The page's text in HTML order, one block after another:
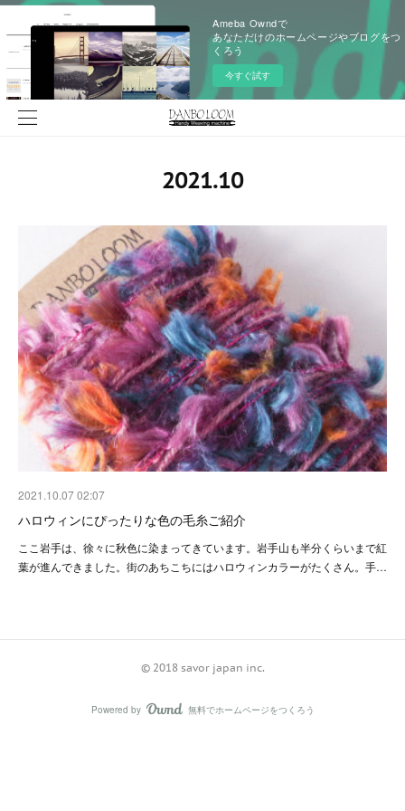
Ameba Owndで
あなただけのホームページやブログをつ
くろう
今すぐ試す
2021.10
2021.10.07 02:07
ハロウィンにぴったりな色の毛糸ご紹介
ここ岩手は、徐々に秋色に染まってきています。岩手山も半分くらいまで紅
葉が進んできました。街のあちこちにはハロウィンカラーがたくさん。手…
©️ 2018 savor japan inc.
Powered by AmebaOwnd
無料でホームページをつくろう